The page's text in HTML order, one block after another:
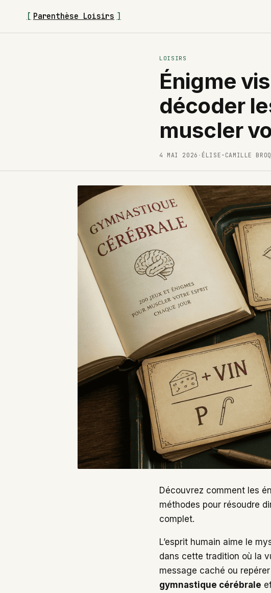
[ Parenthèse Loisirs ]
LOISIRS
Énigme
décoder
muscler
4 MAI 2026 · ÉLISE-CAMILLE
Découvrez comment les
méthodes pour résoudre
complet.
L’esprit humain aime le
dans cette tradition où la
message caché ou
gymnastique cérébrale